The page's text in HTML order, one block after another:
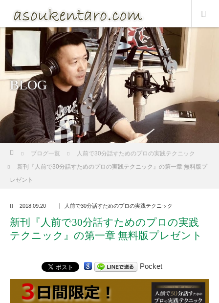
BLOG
ブログ一覧
人前で30分話すためのプロの実践テクニック
新刊『人前で30分話すためのプロの実践テクニック』の第一章 無料版プ
レゼント
2018.09.20 人前で30分話すためのプロの実践テクニック
新刊『人前で30分話すためのプロの実践
テクニック』の第一章 無料版プレゼント
Pocket